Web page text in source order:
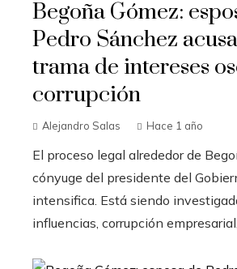
Begoña Gómez:
Pedro Sánchez
trama de intereses
corrupción
Alejandro Salas Hace 1 año
El proceso legal alrededor de
cónyuge del presidente del
intensifica. Está siendo
influencias, corrupción